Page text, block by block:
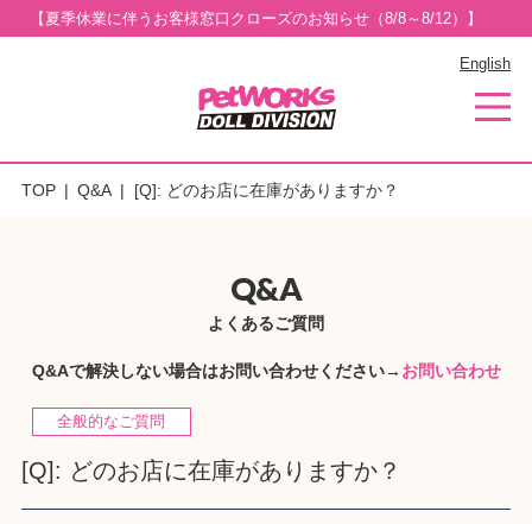
【夏季休業に伴うお客様窓口クローズのお知らせ（8/8～8/12）】
English
TOP Q&A [Q]: どのお店に在庫がありますか？
Q&A
よくあるご質問
Q&Aで解決しない場合はお問い合わせください→ お問い合わせ
全般的なご質問
[Q]: どのお店に在庫がありますか？